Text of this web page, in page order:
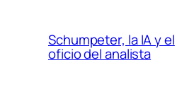
Schumpeter, la IA y el
oficio del analista